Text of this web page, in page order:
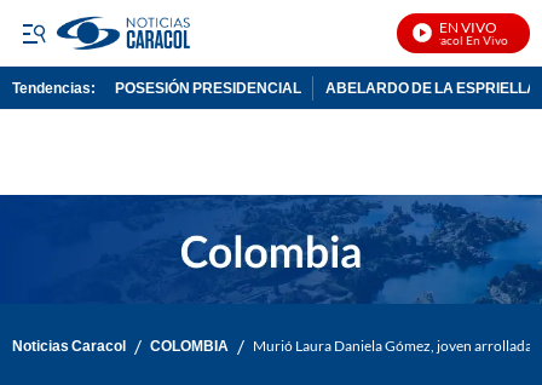
EN VIVO
Noticias Caracol En Vivo
Tendencias: POSESIÓN PRESIDENCIAL ABELARDO DE LA ESPRIELLA
Noticias Caracol / COLOMBIA / Murió Laura Daniela Gómez, joven arrollada